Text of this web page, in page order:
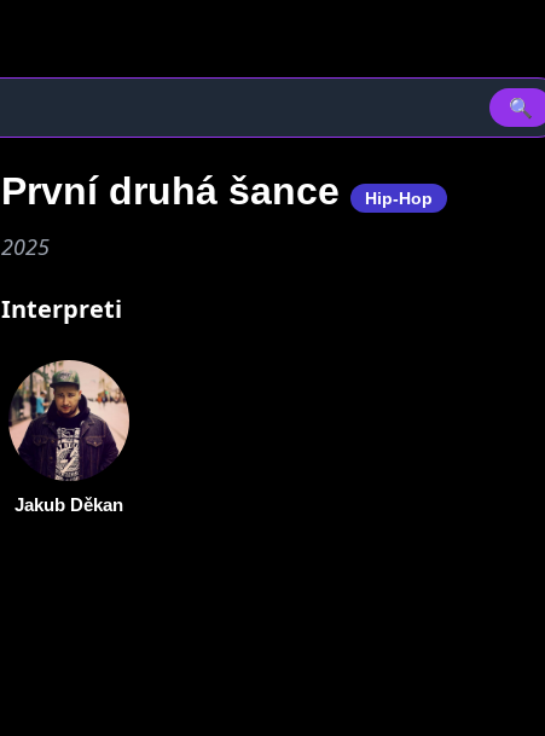
🔍
První druhá šance Hip-Hop
2025
Interpreti
Jakub Děkan